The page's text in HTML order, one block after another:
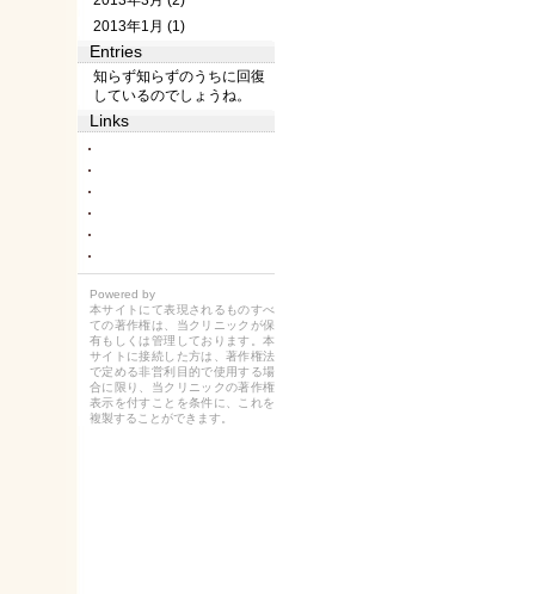
2013年1月 (1)
Entries
知らず知らずのうちに回復
しているのでしょうね。
Links
Powered by
本サイトにて表現されるものすべ
ての著作権は、当クリニックが保
有もしくは管理しております。本
サイトに接続した方は、著作権法
で定める非営利目的で使用する場
合に限り、当クリニックの著作権
表示を付すことを条件に、これを
複製することができます。